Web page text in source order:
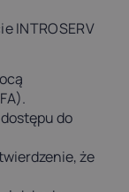
INTROSERV
do
że
23%
Spain